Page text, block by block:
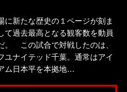
に新たな歴史の１ページが刻ま
て過去最高となる観客数を動員
。 この試合で対戦したのは、
ユナイテッド千葉。通常はアイ
ム日本平を本拠地…